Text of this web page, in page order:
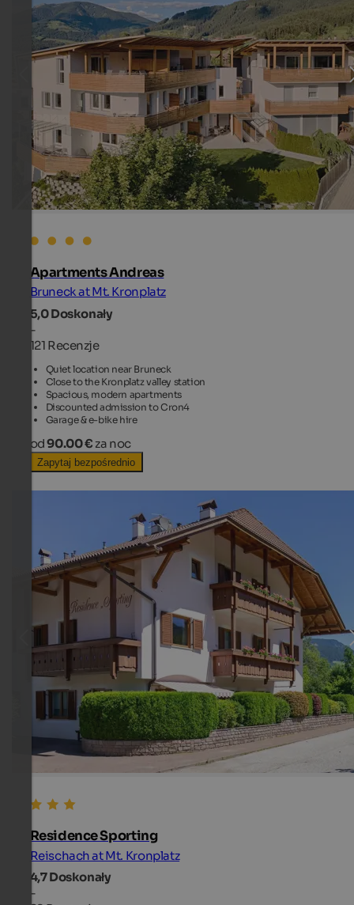
Apartments Andreas
Bruneck at Mt. Kronplatz
5,0Doskonały
-
121 Recenzje
Quiet location near Bruneck
Close to the Kronplatz valley station
Spacious, modern apartments
Discounted admission to Cron4
Garage & e-bike hire
od90.00 € za noc
Zapytaj bezpośrednio
Residence Sporting
Reischach at Mt. Kronplatz
4,7Doskonały
-